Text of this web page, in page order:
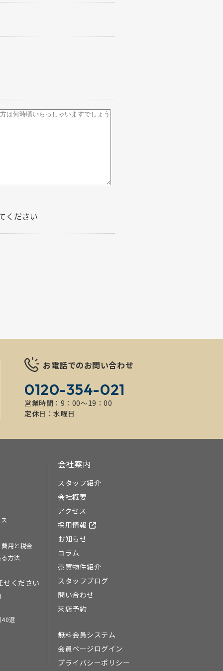
ください
お電話でのお問い合わせ
0120-354-021
営業時間：9：00～19：00
定休日：水曜日
用と税金
方法
せください
40選
会社案内
スタッフ紹介
会社概要
アクセス
採用情報
お知らせ
コラム
売買物件紹介
スタッフブログ
問い合わせ
来店予約
無料会員システム
会員ページログイン
プライバシーポリシー